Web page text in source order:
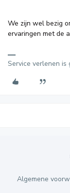
We zijn wel bezig
ervaringen met de
Service verlenen is
Algemene